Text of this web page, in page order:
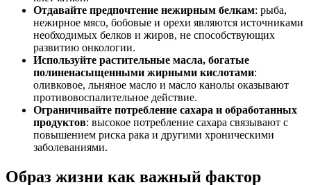
Отдавайте предпочтение нежирным белкам: рыба,
нежирное мясо, бобовые и орехи являются источниками
необходимых белков и жиров, не способствующих
развитию онкологии.
Используйте растительные масла, богатые
полиненасыщенными жирными кислотами:
оливковое, льняное масло и масло канолы оказывают
противовоспалительное действие.
Ограничивайте потребление сахара и обработанных
продуктов: высокое потребление сахара связывают с
повышением риска рака и другими хроническими
заболеваниями.
Образ жизни как важный фактор